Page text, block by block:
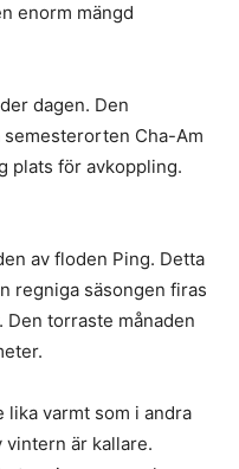
enorm mängd
dagen. Den
Cha-Am
plats för avkoppling.
av floden Ping. Detta
regniga säsongen firas
torraste månaden
varmt som i andra
är kallare.